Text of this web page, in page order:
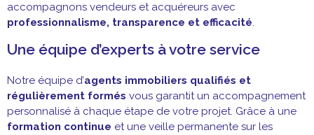
accompagnons vendeurs et acquéreurs avec
professionnalisme, transparence et efficacité.
Une équipe d’experts à votre service
Notre équipe d’agents immobiliers qualifiés et
régulièrement formés vous garantit un accompagnement
personnalisé à chaque étape de votre projet. Grâce à une
formation continue et une veille permanente sur les